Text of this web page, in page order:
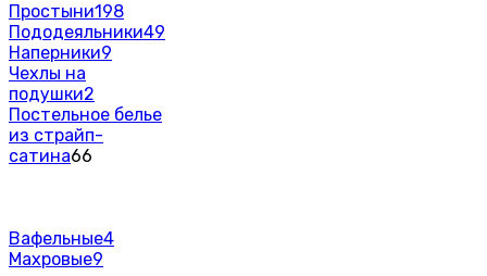
Простыни198
Пододеяльники49
Наперники9
Чехлы на
подушки2
Постельное белье
из страйп-
сатина66
Вафельные4
Махровые9